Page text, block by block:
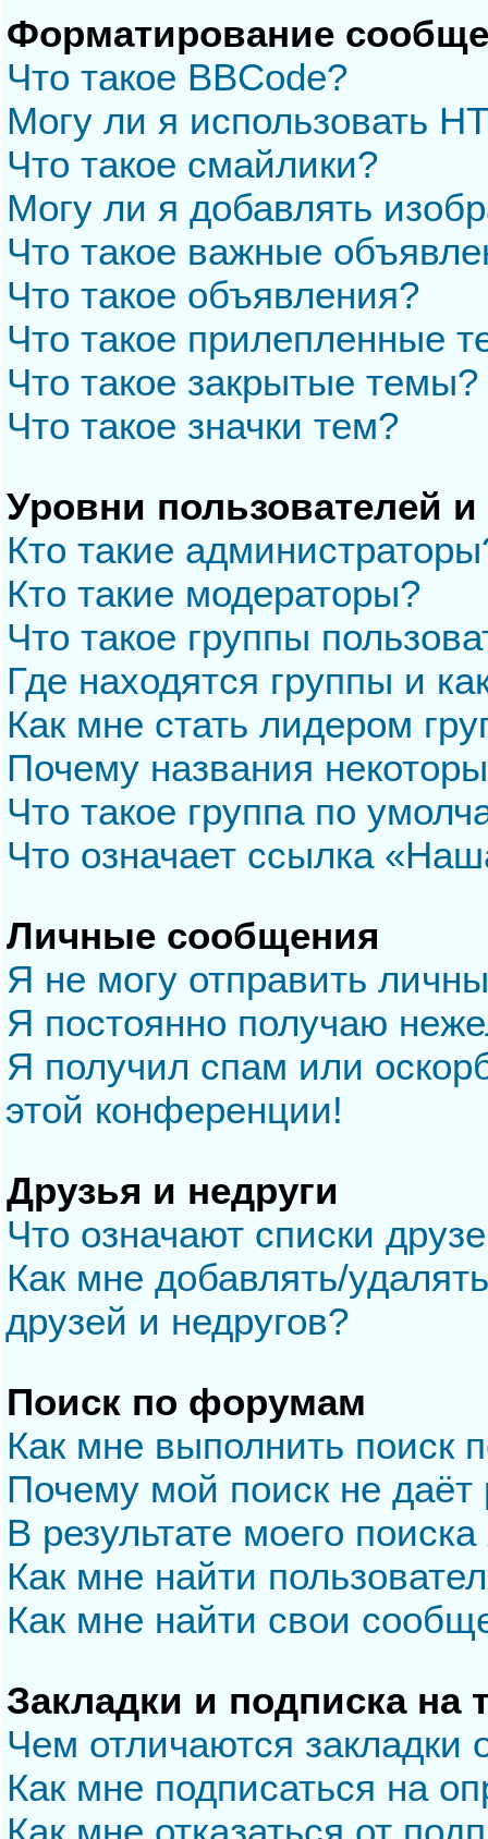
Форматирование
Что такое BBCode?
Могу ли я использовать
Что такое смайлики?
Могу ли я добавлять
Что такое важные
Что такое объявления?
Что такое прилепленные
Что такое закрытые темы?
Что такое значки тем?
Уровни пользователей
Кто такие
Кто такие модераторы?
Что такое группы
Где находятся группы и
Как мне стать лидером
Почему названия
Что такое группа по
Что означает ссылка
Личные сообщения
Я не могу отправить
Я постоянно получаю
Я получил спам или
этой конференции!
Друзья и недруги
Что означают списки
Как мне добавлять/
друзей и недругов?
Поиск по форумам
Как мне выполнить
Почему мой поиск не даёт
В результате моего
Как мне найти
Как мне найти свои
Закладки и подписка на
Чем отличаются закладки
Как мне подписаться на